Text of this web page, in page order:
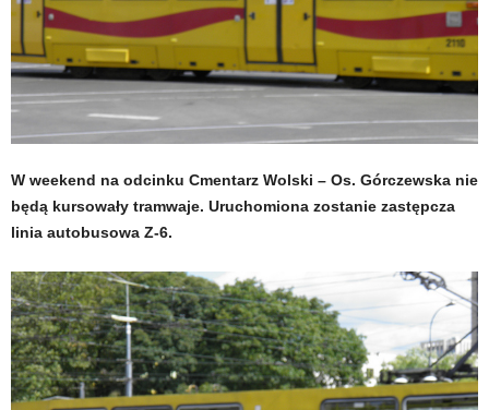
W weekend na odcinku Cmentarz Wolski – Os. Górczewska nie
będą kursowały tramwaje. Uruchomiona zostanie zastępcza
linia autobusowa Z-6.